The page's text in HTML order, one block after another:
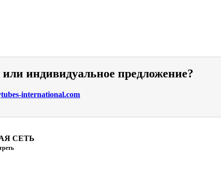
индивидуальное предложение?
international.com
СЕТЬ